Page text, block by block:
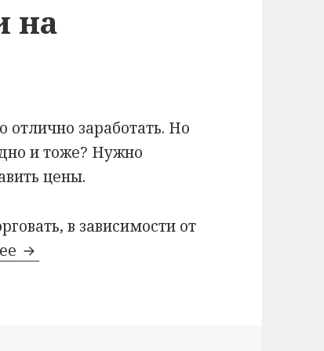
на
заработать. Но
и тоже? Нужно
цены.
в зависимости от
Тонкости торговли на площади